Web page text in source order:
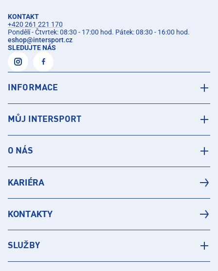
KONTAKT
+420 261 221 170
Pondělí - Čtvrtek: 08:30 - 17:00 hod. Pátek: 08:30 - 16:00 hod.
eshop@intersport.cz
SLEDUJTE NÁS
INFORMACE
MŮJ INTERSPORT
O NÁS
KARIÉRA
KONTAKTY
SLUŽBY